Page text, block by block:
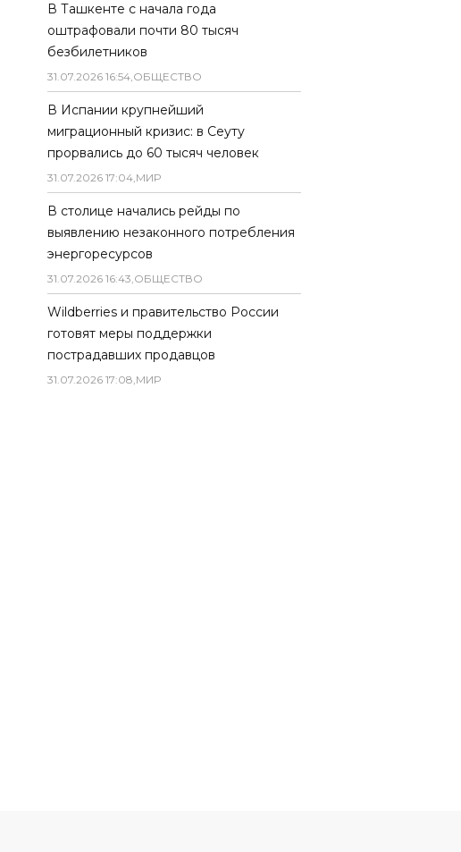
В Ташкенте с начала года
оштрафовали почти 80 тысяч
безбилетников
31.07.2026 16:54,ОБЩЕСТВО
В Испании крупнейший
миграционный кризис: в Сеуту
прорвались до 60 тысяч человек
31.07.2026 17:04,МИР
В столице начались рейды по
выявлению незаконного потребления
энергоресурсов
31.07.2026 16:43,ОБЩЕСТВО
Wildberries и правительство России
готовят меры поддержки
пострадавших продавцов
31.07.2026 17:08,МИР